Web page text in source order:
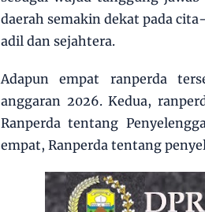
daerah semakin dekat pada
adil dan sejahtera.
Adapun empat ranperda
anggaran 2026. Kedua,
Ranperda tentang
empat, Ranperda tentang